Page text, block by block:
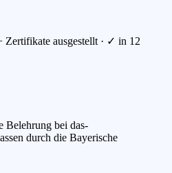
ausgestellt · ✓ in 12
Belehrung bei das-
durch die Bayerische